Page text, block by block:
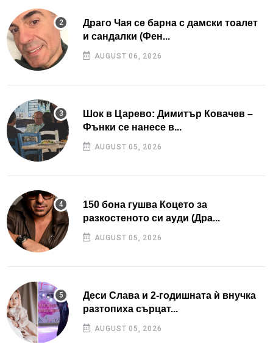
Драго Чая се барна с дамски тоалет
и сандалки (Фен...
AUGUST 06, 2026
Шок в Царево: Димитър Ковачев –
Фънки се нанесе в...
AUGUST 05, 2026
150 бона гушва Коцето за
разкостеното си ауди (Дра...
AUGUST 05, 2026
Деси Слава и 2-годишната ѝ внучка
разтопиха сърцат...
AUGUST 05, 2026